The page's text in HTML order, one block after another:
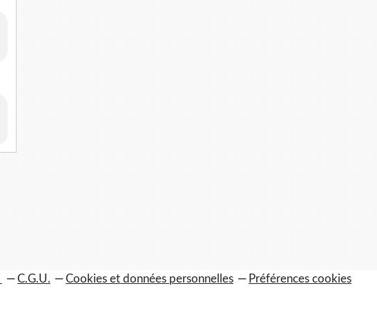
C.G.U. Cookies et données personnelles Préférences cookies